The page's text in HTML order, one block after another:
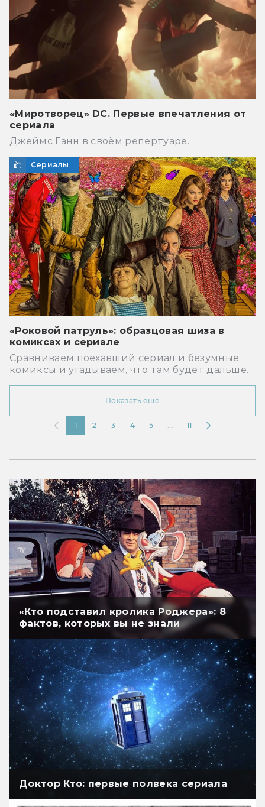
«Миротворец» DC. Первые впечатления от
сериала
Джеймс Ганн в своём репертуаре.
Сериалы
«Роковой патруль»: образцовая шиза в
комиксах и сериале
Сравниваем поехавший сериал и безумные
комиксы и угадываем, что там будет дальше.
Показать ещё
1 2 3 4 5 11
...
«Кто подставил кролика Роджера»: 8
фактов, которых вы не знали
Доктор Кто: первые полвека сериала